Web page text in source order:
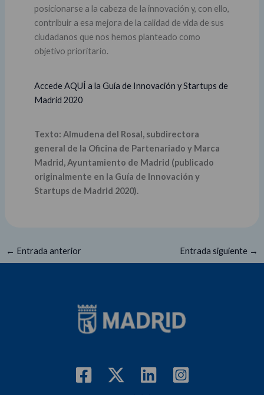
posicionarse a la cabeza de la innovación y, con ello,
contribuir a esa mejora de la calidad de vida de sus
ciudadanos que nos hemos planteado como
objetivo prioritario.
Accede AQUÍ a la Guía de Innovación y Startups de
Madrid 2020
Texto: Almudena del Rosal, subdirectora
general de la Oficina de Partenariado y Marca
Madrid, Ayuntamiento de Madrid (publicado
originalmente en la Guía de Innovación y
Startups de Madrid 2020).
← Entrada anterior Entrada siguiente →